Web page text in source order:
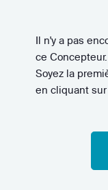
Il n'y a pas
ce Concepteur.
Soyez la
en cliquant